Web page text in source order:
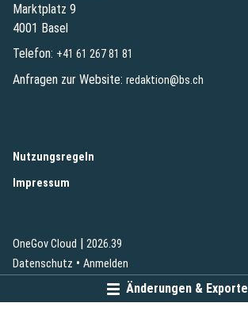
Änderungen & Exporte
Marktplatz 9
4001 Basel
Telefon: +41 61 267 81 81
Anfragen zur Website: redaktion@bs.ch
Nutzungsregeln
Impressum
OneGov Cloud (External Link)
| 2026.39
Datenschutz (External Link)
Anmelden